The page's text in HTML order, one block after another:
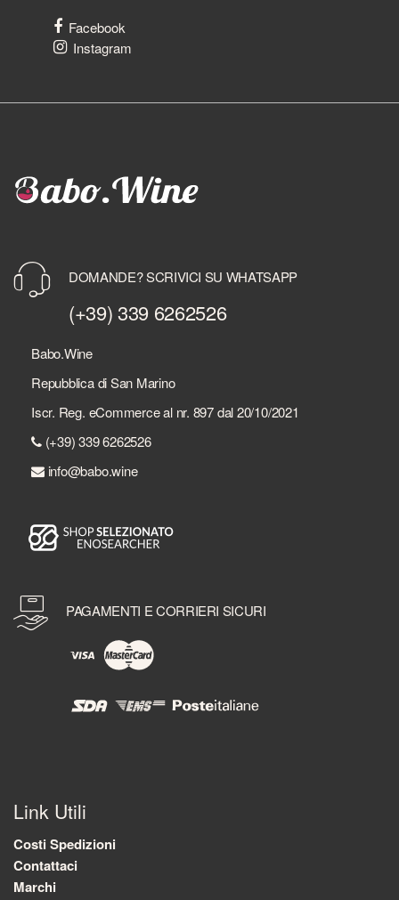
Facebook
Instagram
DOMANDE? SCRIVICI SU WHATSAPP
(+39) 339 6262526
Babo.Wine
Repubblica di San Marino
Iscr. Reg. eCommerce al nr. 897 dal 20/10/2021
(+39) 339 6262526
info@babo.wine
PAGAMENTI E CORRIERI SICURI
Link Utili
Costi Spedizioni
Contattaci
Marchi